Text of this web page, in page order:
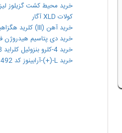
خرید محیط کشت گزیلوز
کولات XLD آگار
خرید آهن (III) کلرید هگزاهیدرات
خرید دی پتاسیم هیدروژن
خرید 4-کلرو بنزوئیل کلراید 802618
خرید L-(+)-آرابینوز کد 101492